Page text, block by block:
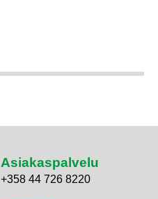
Asiakaspalvelu
+358 44 726 8220